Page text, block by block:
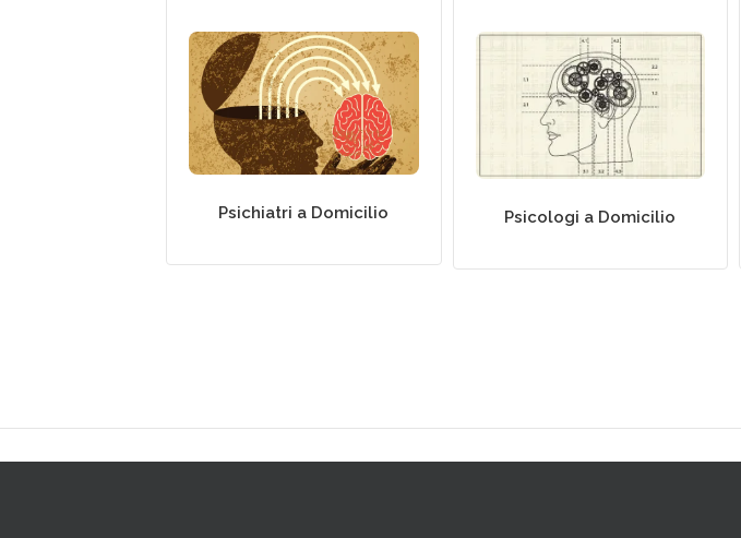
Psichiatri a Domicilio
Psichiatri a Domicilio
Psicologi a Domicilio
Psicologi a Domicilio